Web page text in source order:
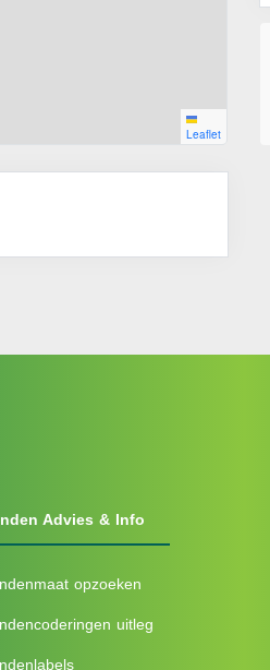
Leaflet
Advies & Info
opzoeken
uitleg